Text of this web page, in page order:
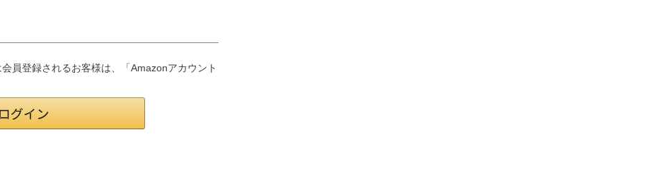
員登録されるお客様は、「Amazonアカウント